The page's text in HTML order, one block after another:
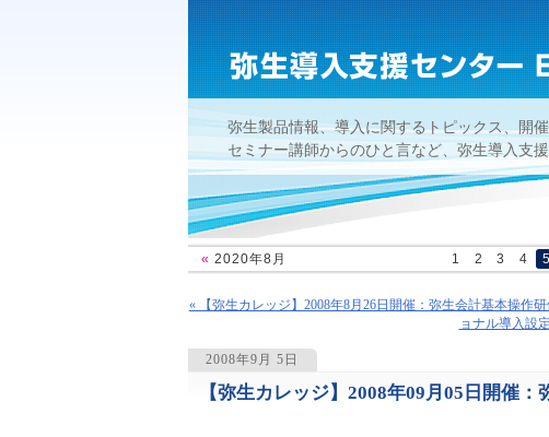
弥生製品情報、導入に関するトピックス、開
セミナー講師からのひと言など、弥生導入支
«2020年8月 1 2 3 4 5
« 【弥生カレッジ】2008年8月26日開催：弥生会計基本操作研
ョナル導入設
2008年9月 5日
【弥生カレッジ】2008年09月05日開催